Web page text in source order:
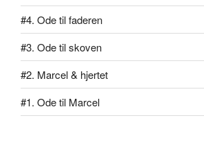
#4. Ode til faderen
#3. Ode til skoven
#2. Marcel & hjertet
#1. Ode til Marcel